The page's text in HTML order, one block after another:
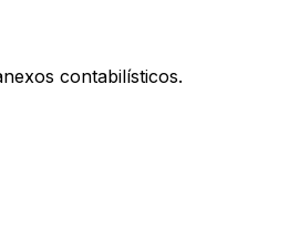
contabilísticos.